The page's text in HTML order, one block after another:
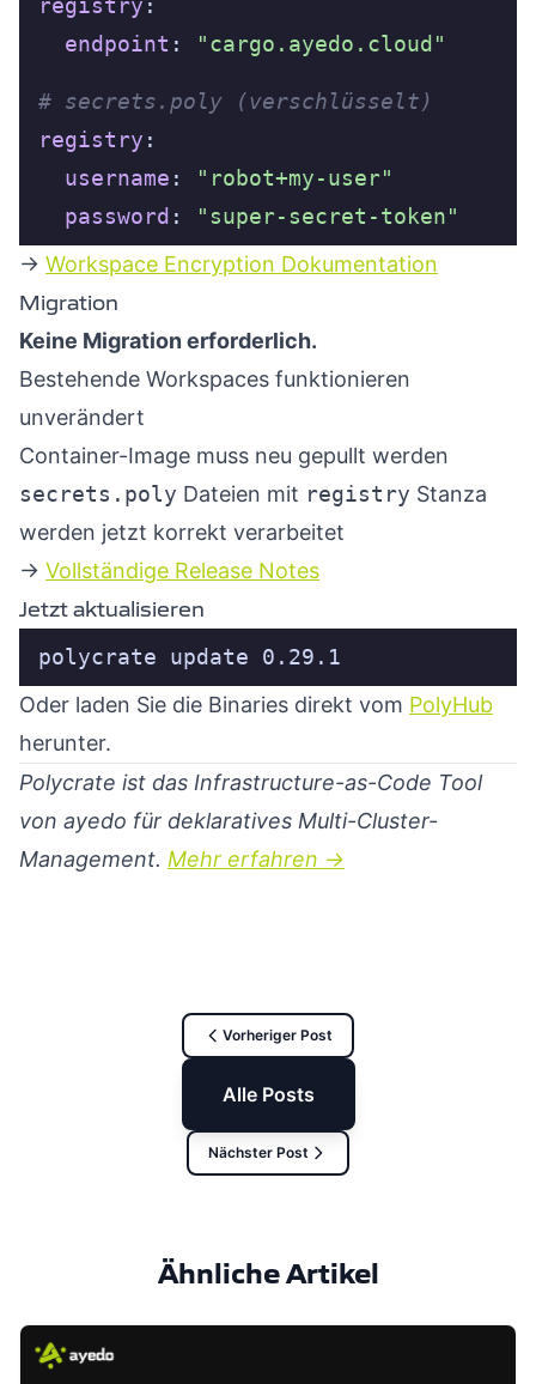
registry
endpoint : "cargo.ayedo.cloud"
# secrets.poly (verschlüsselt)
registry
username :
"robot+my-user"
password :
"super-secret-token"
→ Workspace Encryption Dokumentation
Migration
Keine Migration erforderlich.
Bestehende Workspaces funktionieren
unverändert
Container-Image muss neu gepullt werden
secrets.poly Dateien mit registry Stanza
werden jetzt korrekt verarbeitet
→ Vollständige Release Notes
Jetzt aktualisieren
polycrate update 0.29.1
Oder laden Sie die Binaries direkt vom PolyHub
herunter.
Polycrate ist das Infrastructure-as-Code Tool
von ayedo für deklaratives Multi-Cluster-
Management. Mehr erfahren →
Vorheriger Post
Alle Posts
Nächster Post
Ähnliche Artikel